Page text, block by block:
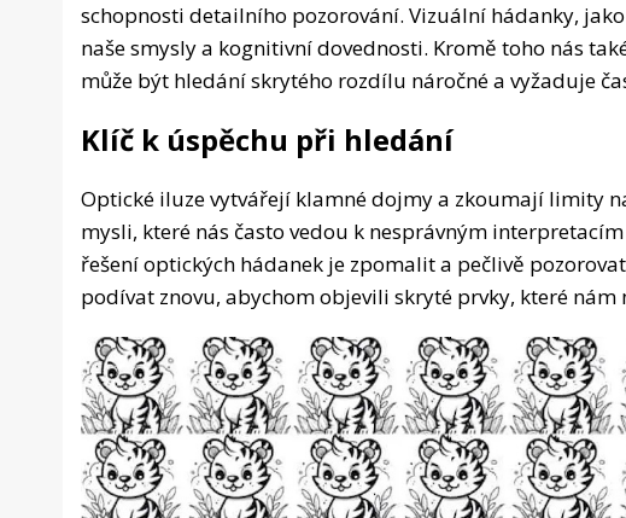
schopnosti detailního pozorování. Vizuální hádanky,
naše smysly a kognitivní dovednosti. Kromě toho nás
může být hledání skrytého rozdílu náročné a vyžaduje
Klíč k úspěchu při hledání
Optické iluze vytvářejí klamné dojmy a zkoumají limity
mysli, které nás často vedou k nesprávným
řešení optických hádanek je zpomalit a pečlivě
podívat znovu, abychom objevili skryté prvky, které